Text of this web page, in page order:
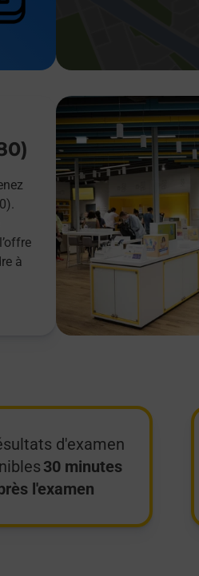
à
d'examen
30 minutes
l'examen